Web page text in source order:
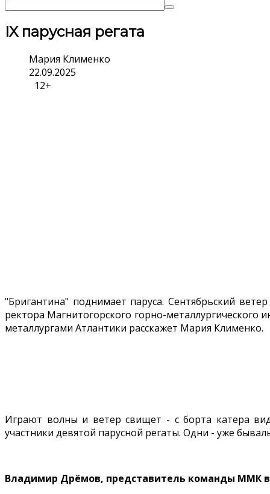
IX парусная регата
Мария Клименко
22.09.2025
12+
"Бригантина" поднимает паруса. Сентябрьский
ректора Магнитогорского горно-
металлургами Атлантики расскажет Мария Клименко.
Играют волны и ветер свищет - с борта катера
участники девятой парусной регаты. Одни - уже
Владимир Дрёмов, представитель команды ММК в